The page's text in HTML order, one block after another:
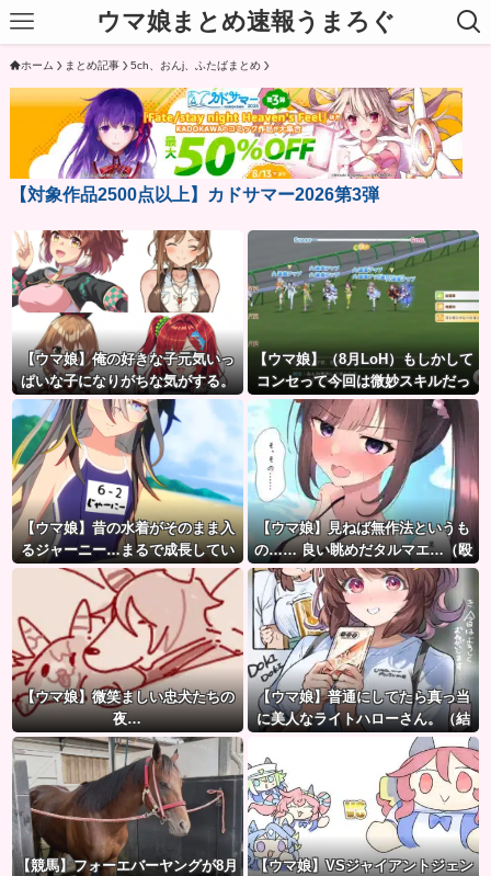
ウマ娘まとめ速報うまろぐ
ホーム まとめ記事 5ch、おんj、ふたばまとめ
【対象作品2500点以上】カドサマー2026第3弾
【ウマ娘】俺の好きな子元気いっ
ぱいな子になりがちな気がする。
←「元気OPPAIの間違いだろ…」
【ウマ娘】（8月LoH）もしかして
コンセって今回は微妙スキルだっ
たりするか？
【ウマ娘】昔の水着がそのまま入
るジャーニー…まるで成長してい
ない！？
【ウマ娘】見ねば無作法というも
の…… 良い眺めだタルマエ…（殴
【ウマ娘】微笑ましい忠犬たちの
夜…
【ウマ娘】普通にしてたら真っ当
に美人なライトハローさん。（結
局飲んでしまう）
【競馬】フォーエバーヤングが8月
【ウマ娘】VSジャイアントジェン